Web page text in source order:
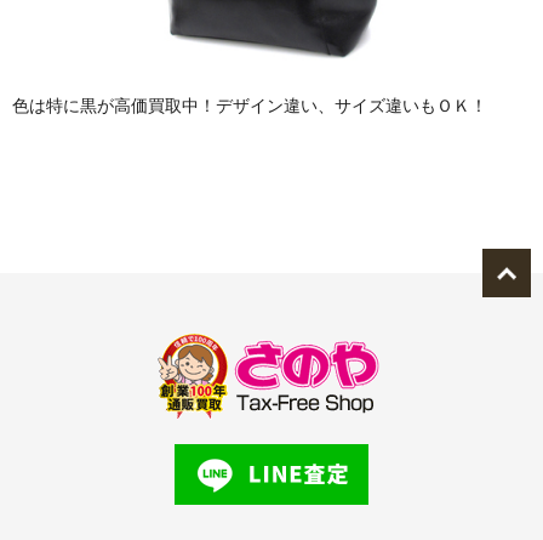
色は特に黒が高価買取中！デザイン違い、サイズ違いもＯＫ！